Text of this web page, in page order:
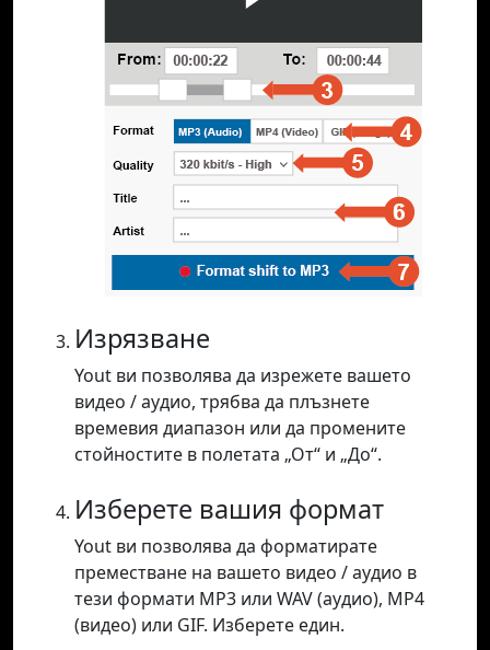
Изрязване
Yout ви позволява да изрежете вашето
видео / аудио, трябва да плъзнете
времевия диапазон или да промените
стойностите в полетата „От“ и „До“.
Изберете вашия формат
Yout ви позволява да форматирате
преместване на вашето видео / аудио в
тези формати MP3 или WAV (аудио), MP4
(видео) или GIF. Изберете един.